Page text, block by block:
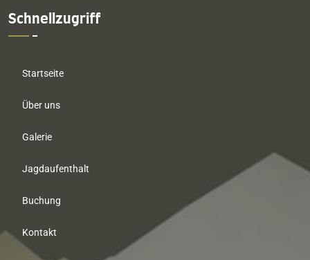
Schnellzugriff
Startseite
Über uns
Galerie
Jagdaufenthalt
Buchung
Kontakt